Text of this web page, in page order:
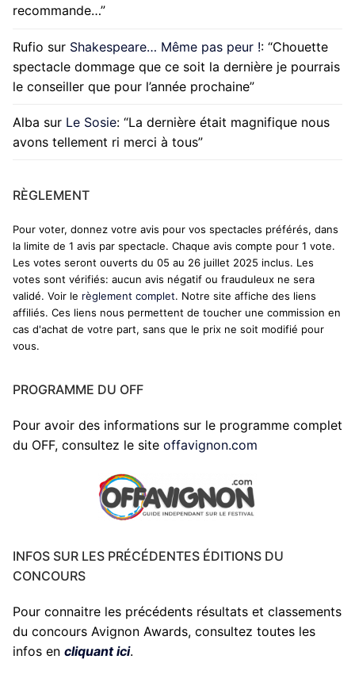
recommande…”
Rufio sur Shakespeare… Même pas peur !: “Chouette
spectacle dommage que ce soit la dernière je pourrais
le conseiller que pour l’année prochaine”
Alba sur Le Sosie: “La dernière était magnifique nous
avons tellement ri merci à tous”
RÈGLEMENT
Pour voter, donnez votre avis pour vos spectacles préférés, dans
la limite de 1 avis par spectacle. Chaque avis compte pour 1 vote.
Les votes seront ouverts du 05 au 26 juillet 2025 inclus. Les
votes sont vérifiés: aucun avis négatif ou frauduleux ne sera
validé. Voir le règlement complet. Notre site affiche des liens
affiliés. Ces liens nous permettent de toucher une commission en
cas d'achat de votre part, sans que le prix ne soit modifié pour
vous.
PROGRAMME DU OFF
Pour avoir des informations sur le programme complet
du OFF, consultez le site offavignon.com
INFOS SUR LES PRÉCÉDENTES ÉDITIONS DU
CONCOURS
Pour connaitre les précédents résultats et classements
du concours Avignon Awards, consultez toutes les
infos en cliquant ici.